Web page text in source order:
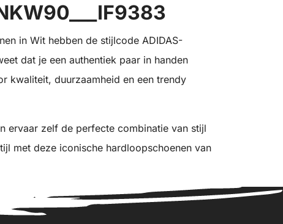
in Wit hebben de stijlcode ADIDAS-
dat je een authentiek paar in handen
kwaliteit, duurzaamheid en een trendy
ervaar zelf de perfecte combinatie van stijl
met deze iconische hardloopschoenen van